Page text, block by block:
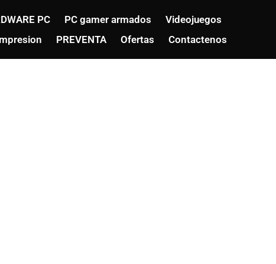
PC PC gamer armados
Videojuegos
PREVENTA Ofertas Contactenos